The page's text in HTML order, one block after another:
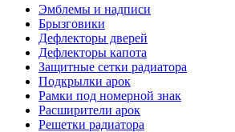
Эмблемы и надписи
Брызговики
Дефлекторы дверей
Дефлекторы капота
Защитные сетки радиатора
Подкрылки арок
Рамки под номерной знак
Расширители арок
Решетки радиатора